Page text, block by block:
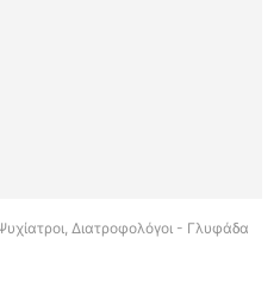
Διατροφολόγοι - Γλυφάδα